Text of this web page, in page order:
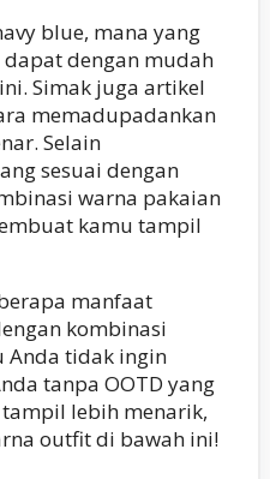
blue, mana yang
dapat dengan mudah
Simak juga artikel
memadupadankan
Selain
sesuai dengan
warna pakaian
kamu tampil
manfaat
kombinasi
Anda tidak ingin
tanpa OOTD yang
lebih menarik,
outfit di bawah ini!